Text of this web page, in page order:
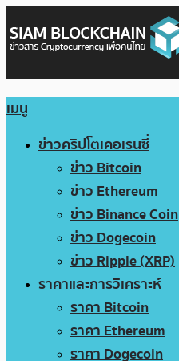
เมนู
ข่าวคริปโตเคอเรนซี่
ข่าว Bitcoin
ข่าว Ethereum
ข่าว Binance Coin
ข่าว Dogecoin
ข่าว Ripple (XRP)
ราคาและการวิเคราะห์
ราคา Bitcoin
ราคา Ethereum
ราคา Dogecoin